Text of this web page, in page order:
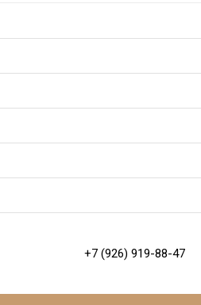
+7 (926) 919-88-47